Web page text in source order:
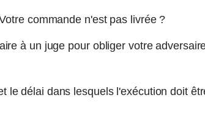
commande n'est pas livrée ?
à un juge pour obliger votre
le délai dans lesquels l'exécution doit